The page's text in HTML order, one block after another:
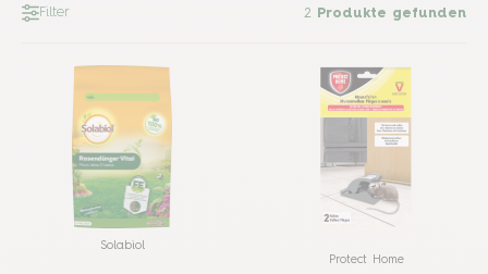
Filter 2 Produkte gefunden
Solabiol
Protect Home